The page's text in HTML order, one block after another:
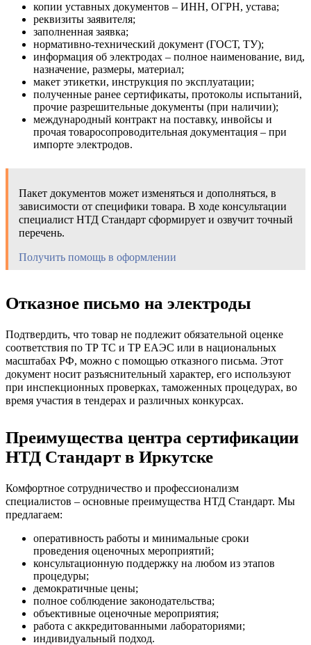
копии уставных документов – ИНН, ОГРН, устава;
реквизиты заявителя;
заполненная заявка;
нормативно-технический документ (ГОСТ, ТУ);
информация об электродах – полное наименование, вид,
назначение, размеры, материал;
макет этикетки, инструкция по эксплуатации;
полученные ранее сертификаты, протоколы испытаний,
прочие разрешительные документы (при наличии);
международный контракт на поставку, инвойсы и
прочая товаросопроводительная документация – при
импорте электродов.
Пакет документов может изменяться и дополняться, в
зависимости от специфики товара. В ходе консультации
специалист НТД Стандарт сформирует и озвучит точный
перечень.
Получить помощь в оформлении
Отказное письмо на электроды
Подтвердить, что товар не подлежит обязательной оценке
соответствия по ТР ТС и ТР ЕАЭС или в национальных
масштабах РФ, можно с помощью отказного письма. Этот
документ носит разъяснительный характер, его используют
при инспекционных проверках, таможенных процедурах, во
время участия в тендерах и различных конкурсах.
Преимущества центра сертификации
НТД Стандарт в Иркутске
Комфортное сотрудничество и профессионализм
специалистов – основные преимущества НТД Стандарт. Мы
предлагаем:
оперативность работы и минимальные сроки
проведения оценочных мероприятий;
консультационную поддержку на любом из этапов
процедуры;
демократичные цены;
полное соблюдение законодательства;
объективные оценочные мероприятия;
работа с аккредитованными лабораториями;
индивидуальный подход.